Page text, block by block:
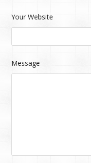
Your Website
Message